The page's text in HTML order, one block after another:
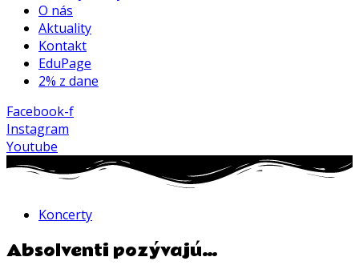
O nás
Aktuality
Kontakt
EduPage
2% z dane
Facebook-f
Instagram
Youtube
Koncerty
Absolventi pozývajú…